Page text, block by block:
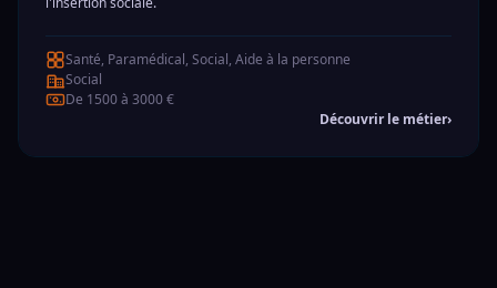
Santé, Paramédical, Social, Aide à la personne
Social
De 1500 à 3000 €
Découvrir le métier›